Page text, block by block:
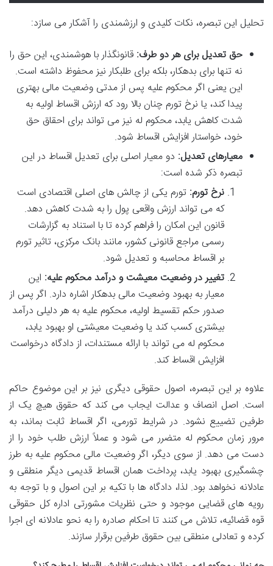
تحلیل این تبصره، نکات کلیدی و ارزشمندی را آشکار می سازد:
حق تعدیل برای هر دو طرف: قانونگذار با هوشمندی، این حق را
نه تنها برای بدهکار، بلکه برای طلبکار نیز محفوظ داشته است.
این یعنی اگر محکوم علیه پس از مدتی وضعیت مالی بهتری
پیدا کند، یا نرخ تورم چنان بالا رود که ارزش اقساط اولیه به
شدت کاهش یابد، محکوم له نیز می تواند برای احقاق حق
خود، خواستار افزایش اقساط شود.
معیارهای تعدیل: دو معیار اصلی برای تعدیل اقساط در این
تبصره ذکر شده است:
نرخ تورم: تورم یکی از چالش های اصلی اقتصادی است
که می تواند ارزش واقعی پول را به شدت کاهش دهد.
قانون این امکان را فراهم کرده تا با استناد به گزارشات
رسمی مراجع قانونی کشور، مانند بانک مرکزی، تاثیر تورم
بر اقساط محاسبه و تعدیل شود.
تغییر در وضعیت معیشت و درآمد محکوم علیه: این
معیار به بهبود وضعیت مالی بدهکار اشاره دارد. اگر پس از
صدور حکم تقسیط اولیه، محکوم علیه به هر دلیلی درآمد
بیشتری کسب کند یا وضعیت معیشتی او بهبود یابد،
محکوم له می تواند با ارائه مستندات، از دادگاه درخواست
افزایش اقساط کند.
علاوه بر این تبصره، اصول حقوقی دیگری نیز بر این موضوع حاکم
است. اصل انصاف و عدالت ایجاب می کند که حقوق هیچ یک از
طرفین تضییع نشود. در شرایط تورمی، اگر اقساط ثابت بماند، به
مرور زمان محکوم له متضرر می شود و عملاً ارزش طلب خود را از
دست می دهد. از سوی دیگر، اگر وضعیت مالی محکوم علیه به طرز
چشمگیری بهبود یابد، پرداخت همان اقساط قدیمی دیگر منطقی و
عادلانه نخواهد بود. لذا، دادگاه ها با تکیه بر این اصول و با توجه به
رویه های قضایی موجود و حتی نظریات مشورتی اداره کل حقوقی
قوه قضائیه، تلاش می کنند تا احکام صادره را به نحو عادلانه ای اجرا
کرده و تعادلی منطقی بین حقوق طرفین برقرار سازند.